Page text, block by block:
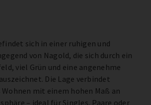
sich in einer ruhigen und
von Nagold, die sich durch ein
viel Grün und eine angenehme
Die Lage verbindet
mit einem hohen Maß an
– ideal für Singles, Paare oder